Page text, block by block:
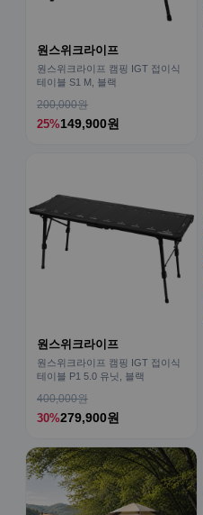
원스위크라이프
원스위크라이프 캠핑 IGT 접이식
테이블 S1 M, 블랙
200,000원
25%149,900원
원스위크라이프
원스위크라이프 캠핑 IGT 접이식
테이블 P1 5.0 유닛, 블랙
400,000원
30%279,900원